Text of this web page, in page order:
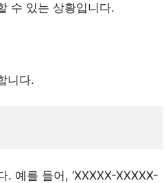
수 있는 상황입니다.
니다.
. 예를 들어, ‘XXXXX-XXXXX-